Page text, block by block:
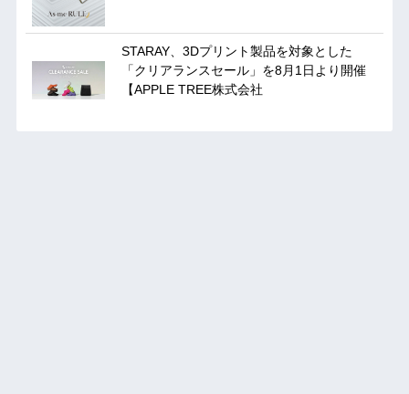
STARAY、3Dプリント製品を対象とした
「クリアランスセール」を8月1日より開催
【APPLE TREE株式会社